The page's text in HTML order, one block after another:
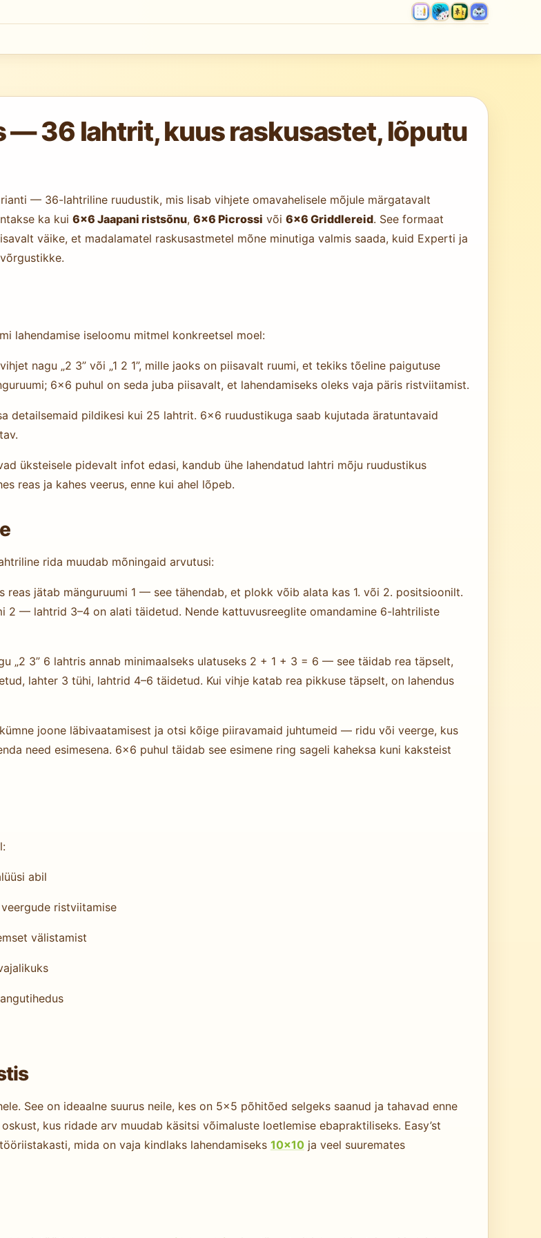
— 36 lahtrit, kuus raskusastet, lõputu
— 36-lahtriline ruudustik, mis lisab vihjete omavahelisele mõjule märgatavalt
ka kui 6×6 Jaapani ristsõnu, 6×6 Picrossi või 6×6 Griddlereid. See formaat
väike, et madalamatel raskusastmetel mõne minutiga valmis saada, kuid Experti ja
iseloomu mitmel konkreetsel moel:
nagu „2 3” või „1 2 1”, mille jaoks on piisavalt ruumi, et tekiks tõeline paigutuse
6×6 puhul on seda juba piisavalt, et lahendamiseks oleks vaja päris ristviitamist.
detailsemaid pildikesi kui 25 lahtrit. 6×6 ruudustikuga saab kujutada äratuntavaid
üksteisele pidevalt infot edasi, kandub ühe lahendatud lahtri mõju ruudustikus
reas ja kahes veerus, enne kui ahel lõpeb.
rida muudab mõningaid arvutusi:
reas jätab mänguruumi 1 — see tähendab, et plokk võib alata kas 1. või 2. positsioonilt.
2 — lahtrid 3–4 on alati täidetud. Nende kattuvusreeglite omandamine 6-lahtriliste
„2 3” 6 lahtris annab minimaalseks ulatuseks 2 + 1 + 3 = 6 — see täidab rea täpselt,
lahter 3 tühi, lahtrid 4–6 täidetud. Kui vihje katab rea pikkuse täpselt, on lahendus
joone läbivaatamisest ja otsi kõige piiravamaid juhtumeid — ridu või veerge, kus
need esimesena. 6×6 puhul täidab see esimene ring sageli kaheksa kuni kaksteist
abil
ristviitamise
välistamist
See on ideaalne suurus neile, kes on 5×5 põhitõed selgeks saanud ja tahavad enne
kus ridade arv muudab käsitsi võimaluste loetlemise ebapraktiliseks. Easy’st
mida on vaja kindlaks lahendamiseks 10×10ja veel suuremates